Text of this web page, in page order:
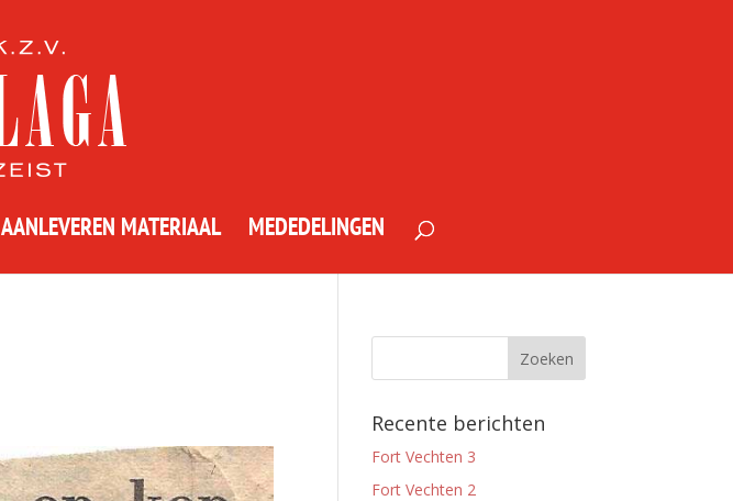
AANLEVEREN MATERIAAL MEDEDELINGEN
Recente berichten
Fort Vechten 3
Fort Vechten 2